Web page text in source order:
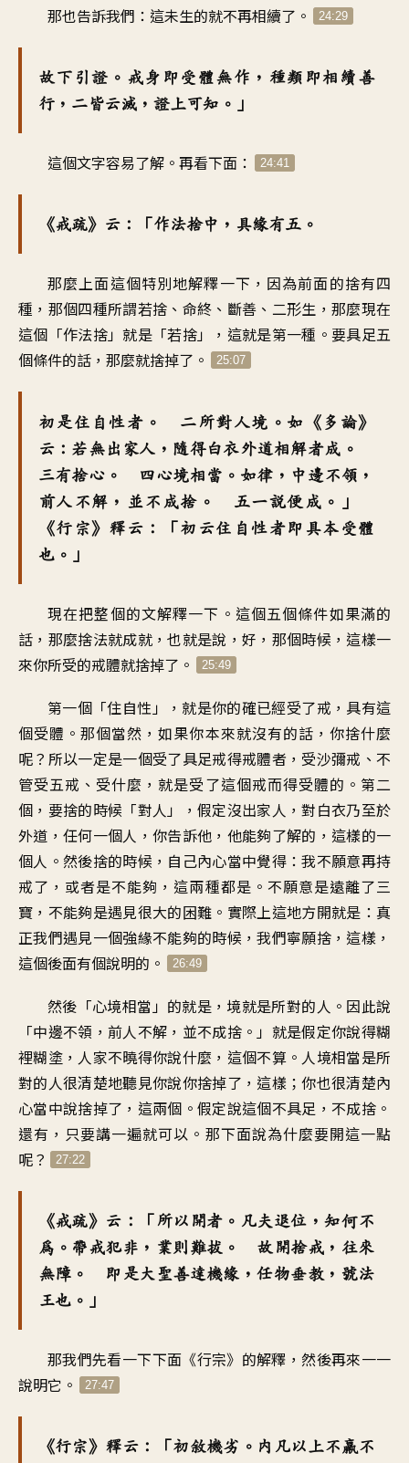
那也告訴我們：這未生的就不再相續了。 24:29
故下引證。戒身即受體無作，種類即相續善
行，二皆云滅，證上可知。」
這個文字容易了解。再看下面： 24:41
《戒疏》云：「作法捨中，具緣有五。
那麼上面這個特別地解釋一下，因為前面的捨有四
種，那個四種所謂若捨、命終、斷善、二形生，那麼現在
這個「作法捨」就是「若捨」，這就是第一種。要具足五
個條件的話，那麼就捨掉了。
25:07
初是住自性者。 二所對人境。如《多論》
云：若無出家人，隨得白衣外道相解者成。
三有捨心。 四心境相當。如律，中邊不領，
前人不解，並不成捨。 五一說便成。」
《行宗》釋云：「初云住自性者即具本受體
也。」
現在把整個的文解釋一下。這個五個條件如果滿的
話，那麼捨法就成就，也就是說，好，那個時候，這樣一
來你所受的戒體就捨掉了。
25:49
第一個「住自性」，就是你的確已經受了戒，具有這
個受體。那個當然，如果你本來就沒有的話，你捨什麼
呢？所以一定是一個受了具足戒得戒體者，受沙彌戒、不
管受五戒、受什麼，就是受了這個戒而得受體的。第二
個，要捨的時候「對人」，假定沒出家人，對白衣乃至於
外道，任何一個人，你告訴他，他能夠了解的，這樣的一
個人。然後捨的時候，自己內心當中覺得：我不願意再持
戒了，或者是不能夠，這兩種都是。不願意是遠離了三
寶，不能夠是遇見很大的困難。實際上這地方開就是：真
正我們遇見一個強緣不能夠的時候，我們寧願捨，這樣，
這個後面有個說明的。
26:49
然後「心境相當」的就是，境就是所對的人。因此說
「中邊不領，前人不解，並不成捨。」就是假定你說得糊
裡糊塗，人家不曉得你說什麼，這個不算。人境相當是所
對的人很清楚地聽見你說你捨掉了，這樣；你也很清楚內
心當中說捨掉了，這兩個。假定說這個不具足，不成捨。
還有，只要講一遍就可以。那下面說為什麼要開這一點
呢？
27:22
《戒疏》云：「所以開者。凡夫退位，知何不
為。帶戒犯非，業則難拔。 故開捨戒，往來
無障。 即是大聖善達機緣，任物垂教，號法
王也。」
那我們先看一下下面《行宗》的解釋，然後再來一一
說明它。
27:47
《行宗》釋云：「初敘機劣。內凡以上不羸不